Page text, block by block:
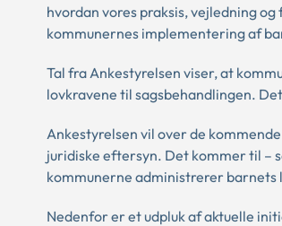
hvordan vores praksis, vejledning
kommunernes implementering af
Tal fra Ankestyrelsen viser, at
lovkravene til sagsbehandlingen.
Ankestyrelsen vil over de
juridiske eftersyn. Det kommer til –
kommunerne administrerer barnets
Nedenfor er et udpluk af aktuelle